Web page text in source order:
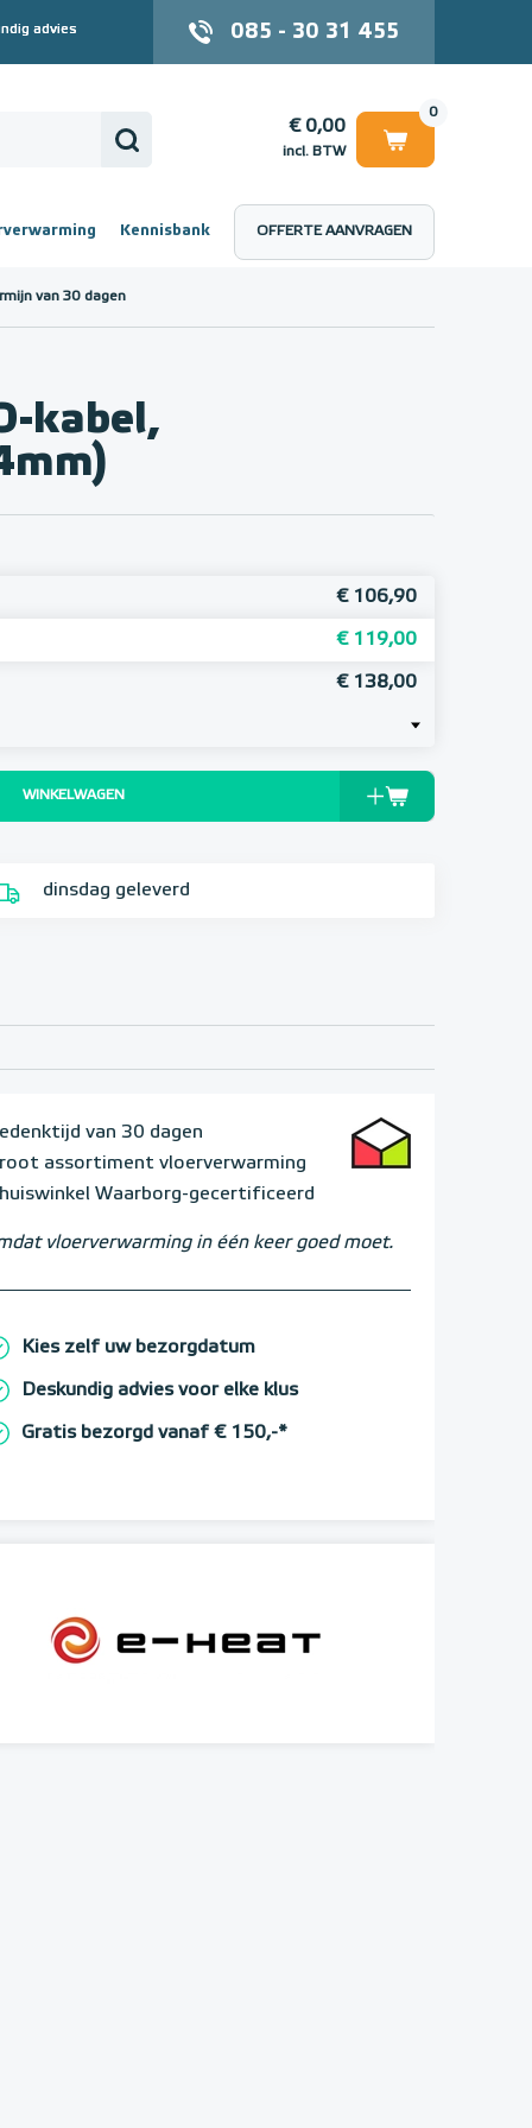
advies 085 - 30 31 455
0
€ 0,00
incl. BTW
€ 0,00
Kennisbank OFFERTE AANVRAGEN
van 30 dagen
kabel,
€ 106,90
€ 119,00
€ 138,00
WINKELWAGEN
dinsdag geleverd
van 30 dagen
assortiment vloerverwarming
Waarborg-gecertificeerd
vloerverwarming in één keer goed moet.
Kies zelf uw bezorgdatum
Deskundig advies voor elke klus
Gratis bezorgd vanaf € 150,-*